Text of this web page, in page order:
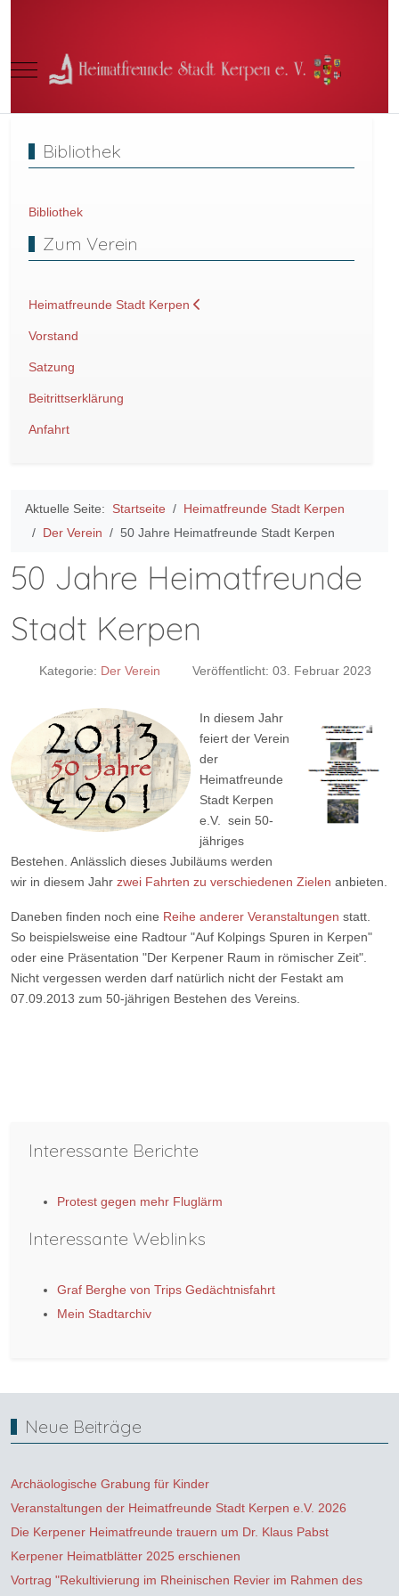
Mobile Menu Toggle
Bibliothek
Bibliothek
Zum Verein
Heimatfreunde Stadt Kerpen
Vorstand
Satzung
Beitrittserklärung
Anfahrt
Aktuelle Seite: Startseite
Heimatfreunde Stadt Kerpen
Der Verein
50 Jahre Heimatfreunde Stadt Kerpen
50 Jahre Heimatfreunde
Stadt Kerpen
Kategorie: Der Verein Veröffentlicht: 03. Februar 2023
In diesem Jahr
feiert der Verein
der
Heimatfreunde
Stadt Kerpen
e.V. sein 50-
jähriges
Bestehen. Anlässlich dieses Jubiläums werden
wir in diesem Jahr zwei Fahrten zu verschiedenen Zielen anbieten.
Daneben finden noch eine Reihe anderer Veranstaltungen statt.
So beispielsweise eine Radtour "Auf Kolpings Spuren in Kerpen"
oder eine Präsentation "Der Kerpener Raum in römischer Zeit".
Nicht vergessen werden darf natürlich nicht der Festakt am
07.09.2013 zum 50-jährigen Bestehen des Vereins.
Interessante Berichte
Protest gegen mehr Fluglärm
Interessante Weblinks
Graf Berghe von Trips Gedächtnisfahrt
Mein Stadtarchiv
Neue Beiträge
Archäologische Grabung für Kinder
Veranstaltungen der Heimatfreunde Stadt Kerpen e.V. 2026
Die Kerpener Heimatfreunde trauern um Dr. Klaus Pabst
Kerpener Heimatblätter 2025 erschienen
Vortrag "Rekultivierung im Rheinischen Revier im Rahmen des